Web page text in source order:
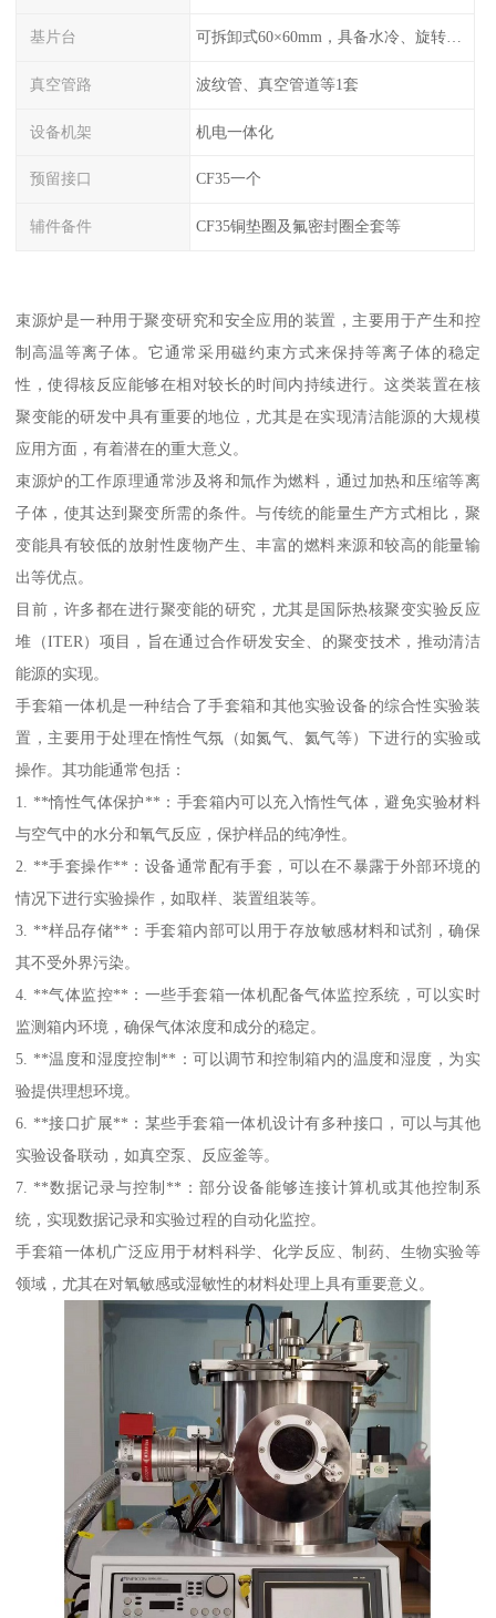
基片台 可拆卸式60×60mm，具备水冷、旋转功能
真空管路 波纹管、真空管道等1套
设备机架 机电一体化
预留接口 CF35一个
辅件备件 CF35铜垫圈及氟密封圈全套等
束源炉是一种用于聚变研究和安全应用的装置，主要用于产生和控
制高温等离子体。它通常采用磁约束方式来保持等离子体的稳定
性，使得核反应能够在相对较长的时间内持续进行。这类装置在核
聚变能的研发中具有重要的地位，尤其是在实现清洁能源的大规模
应用方面，有着潜在的重大意义。
束源炉的工作原理通常涉及将和氚作为燃料，通过加热和压缩等离
子体，使其达到聚变所需的条件。与传统的能量生产方式相比，聚
变能具有较低的放射性废物产生、丰富的燃料来源和较高的能量输
出等优点。
目前，许多都在进行聚变能的研究，尤其是国际热核聚变实验反应
堆（ITER）项目，旨在通过合作研发安全、的聚变技术，推动清洁
能源的实现。
手套箱一体机是一种结合了手套箱和其他实验设备的综合性实验装
置，主要用于处理在惰性气氛（如氮气、氦气等）下进行的实验或
操作。其功能通常包括：
1. **惰性气体保护**：手套箱内可以充入惰性气体，避免实验材料
与空气中的水分和氧气反应，保护样品的纯净性。
2. **手套操作**：设备通常配有手套，可以在不暴露于外部环境的
情况下进行实验操作，如取样、装置组装等。
3. **样品存储**：手套箱内部可以用于存放敏感材料和试剂，确保
其不受外界污染。
4. **气体监控**：一些手套箱一体机配备气体监控系统，可以实时
监测箱内环境，确保气体浓度和成分的稳定。
5. **温度和湿度控制**：可以调节和控制箱内的温度和湿度，为实
验提供理想环境。
6. **接口扩展**：某些手套箱一体机设计有多种接口，可以与其他
实验设备联动，如真空泵、反应釜等。
7. **数据记录与控制**：部分设备能够连接计算机或其他控制系
统，实现数据记录和实验过程的自动化监控。
手套箱一体机广泛应用于材料科学、化学反应、制药、生物实验等
领域，尤其在对氧敏感或湿敏性的材料处理上具有重要意义。